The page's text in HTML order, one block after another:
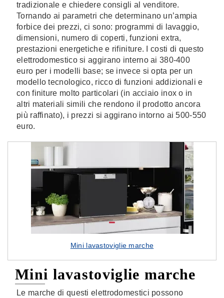
tradizionale e chiedere consigli al venditore.
Tornando ai parametri che determinano un’ampia
forbice dei prezzi, ci sono: programmi di lavaggio,
dimensioni, numero di coperti, funzioni extra,
prestazioni energetiche e rifiniture. I costi di questo
elettrodomestico si aggirano interno ai 380-400
euro per i modelli base; se invece si opta per un
modello tecnologico, ricco di funzioni addizionali e
con finiture molto particolari (in acciaio inox o in
altri materiali simili che rendono il prodotto ancora
più raffinato), i prezzi si aggirano intorno ai 500-550
euro.
Mini lavastoviglie marche
Mini lavastoviglie marche
Le marche di questi elettrodomestici possono